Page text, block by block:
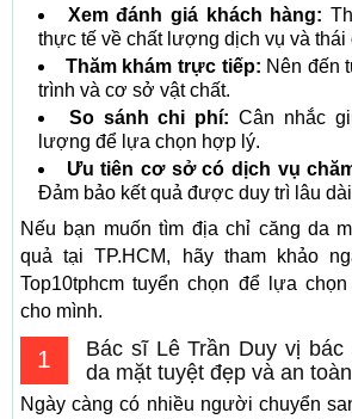
Xem đánh giá khách hàng:
thực tế về chất lượng dịch vụ và thái
Thăm khám trực tiếp: Nên đến
trình và cơ sở vật chất.
So sánh chi phí: Cân nhắc
lượng để lựa chọn hợp lý.
Ưu tiên cơ sở có dịch vụ
Đảm bảo kết quả được duy trì lâu
Nếu bạn muốn tìm địa chỉ căng da
quả tại TP.HCM, hãy tham khảo
Top10tphcm tuyển chọn để lựa
cho mình.
1
Bác sĩ Lê Trần Duy vị bác
da mặt tuyệt đẹp và an toàn
Ngày càng có nhiều người chuyển